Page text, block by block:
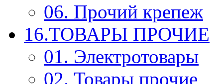
06. Прочий крепеж
16.ТОВАРЫ ПРОЧИЕ
01. Электротовары
02. Товары прочие